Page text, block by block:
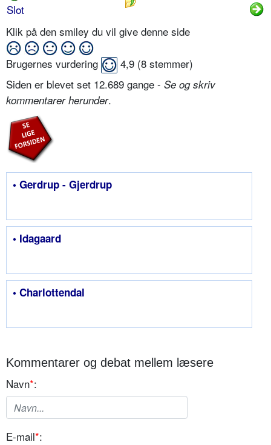
Slot
Klik på den smiley du vil give denne side
Brugernes vurdering 4,9 (8 stemmer)
Siden er blevet set 12.689 gange - Se og skriv
kommentarer herunder.
• Gerdrup - Gjerdrup
• Idagaard
• Charlottendal
Kommentarer og debat mellem læsere
Navn*:
E-mail*: